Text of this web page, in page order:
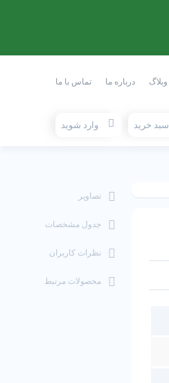
وبلاگ درباره ما تماس با ما
سبد خرید وارد شوید
تصاویر
جدول مشخصات
نظرات کاربران
محصولات مرتبط